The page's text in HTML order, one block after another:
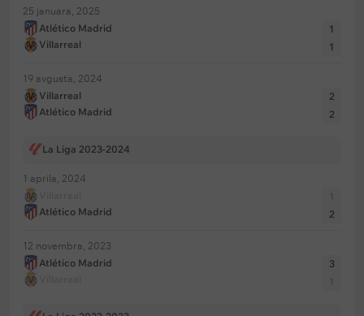
25 januara, 2025
Atlético Madrid
Villarreal
1
1
19 avgusta, 2024
Villarreal
Atlético Madrid
2
2
La Liga 2023-2024
1 aprila, 2024
Atlético Madrid
2
12 novembra, 2023
Atlético Madrid
3